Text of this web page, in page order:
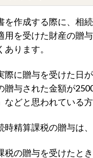
を作成する際に、相
用を受けた財産の贈
あります。
際に贈与を受けた日
贈与された金額が
などと思われている
時精算課税の贈与は
税の贈与を受けたと